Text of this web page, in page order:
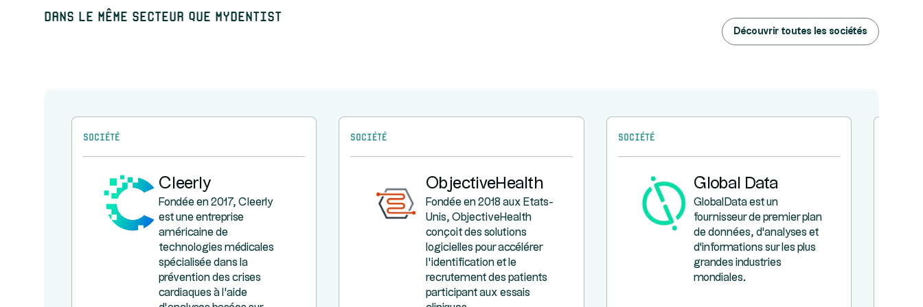
Dans le même secteur que MyDentist
Découvrir toutes les sociétés
Société
Cleerly
Fondée en 2017, Cleerly
est une entreprise
américaine de
technologies médicales
spécialisée dans la
prévention des crises
cardiaques à l'aide
Société
ObjectiveHealth
Fondée en 2018 aux Etats-
Unis, ObjectiveHealth
conçoit des solutions
logicielles pour accélérer
l’identification et le
recrutement des patients
participant aux essais
Société
Global Data
GlobalData est un
fournisseur de premier plan
de données, d'analyses et
d'informations sur les plus
grandes industries
mondiales.